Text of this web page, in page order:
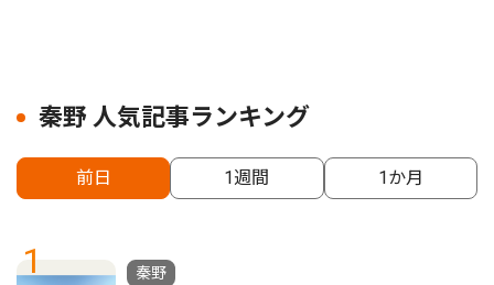
秦野 人気記事ランキング
前日 1週間 1か月
1
秦野